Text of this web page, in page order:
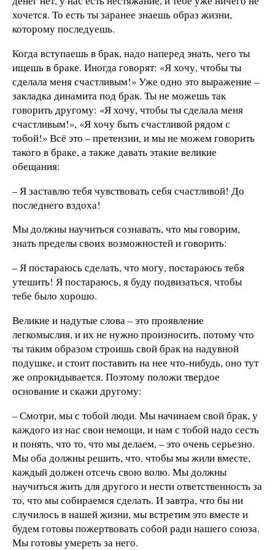
хочется. То есть ты заранее знаешь образ жизни,
которому последуешь.
Когда вступаешь в брак, надо наперед знать, чего ты
ищешь в браке. Иногда говорят: «Я хочу, чтобы ты
сделала меня счастливым!» Уже одно это выражение –
закладка динамита под брак. Ты не можешь так
говорить другому: «Я хочу, чтобы ты сделала меня
счастливым!», «Я хочу быть счастливой рядом с
тобой!» Всё это – претензии, и мы не можем говорить
такого в браке, а также давать этакие великие
обещания:
– Я заставлю тебя чувствовать себя счастливой! До
последнего вздоха!
Мы должны научиться сознавать, что мы говорим,
знать пределы своих возможностей и говорить:
– Я постараюсь сделать, что могу, постараюсь тебя
утешить! Я постараюсь, я буду подвизаться, чтобы
тебе было хорошо.
Великие и надутые слова – это проявление
легкомыслия, и их не нужно произносить, потому что
ты таким образом строишь свой брак на надувной
подушке, и стоит поставить на нее что-нибудь, оно тут
же опрокидывается. Поэтому положи твердое
основание и скажи другому:
– Смотри, мы с тобой люди. Мы начинаем свой брак, у
каждого из нас свои немощи, и нам с тобой надо сесть
и понять, что то, что мы делаем, – это очень серьезно.
Мы оба должны решить, что, чтобы мы жили вместе,
каждый должен отсечь свою волю. Мы должны
научиться жить для другого и нести ответственность за
то, что мы собираемся сделать. И завтра, что бы ни
случилось в нашей жизни, мы встретим это вместе и
будем готовы пожертвовать собой ради нашего союза.
Мы готовы умереть за него.